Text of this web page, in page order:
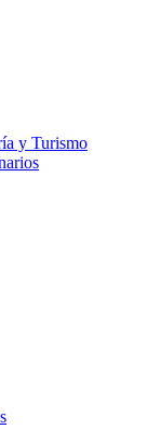
y Turismo